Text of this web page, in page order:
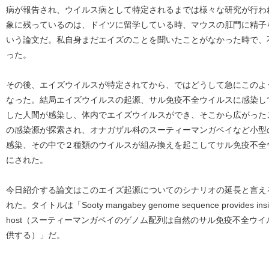
病が報告され、ウイルス病として特定されるまでは様々な研究が行
象に残っているのは、ドイツに留学している時、マウスの肛門に精
いう論文だ。私自身まだエイズのことを聞いたことがなかった時で
った。
その後、エイズウイルスが特定されてから、ではどうして急にこの
なった。結局エイズウイルスの起源、サル免疫不全ウイルスに感染
した人間が感染し、体内でエイズウイルスができ、そこから広がっ
の感染源が探索され、オナガザル科のスーティーマンガベイなど小
感染、その中で２種類のウイルスが組み換えを起こしてサル免疫不
にされた。
今日紹介する論文はこのエイズ起源についてのシナリオの延長と言
れた。タイトルは「Sooty mangabey genome sequence provides
host（スーティーマンガベイのゲノム配列は自然のサル免疫不全ウ
供する）」だ。